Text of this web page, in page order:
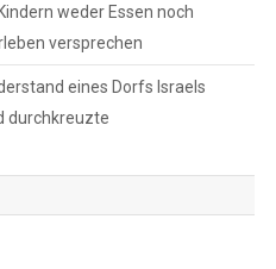
weder Essen noch
versprechen
eines Dorfs Israels
durchkreuzte